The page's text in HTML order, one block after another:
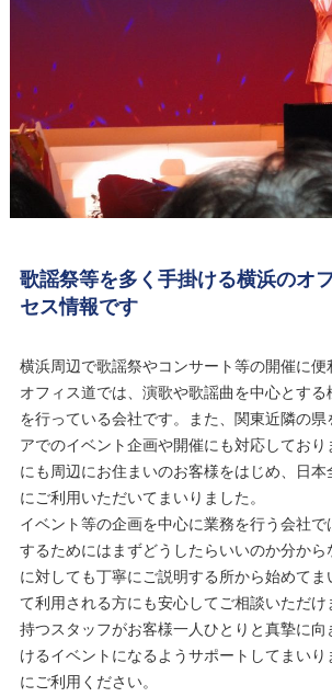
歌謡祭等を多く手掛ける横浜のオ
セス情報です
横浜周辺で歌謡祭やコンサート等の開催に
オフィス道では、演歌や歌謡曲を中心とす
を行っている会社です。また、関東近隣の県
アでのイベント企画や開催にも対応してお
にも周辺にお住まいのお客様をはじめ、日
にご利用いただいてまいりました。
イベント等の企画を中心に業務を行う会社
するためにはまずどうしたらいいのか分か
に対しても丁寧にご説明する所から始めて
て利用される方にも安心してご相談いただ
持つスタッフがお客様一人ひとりと真摯に
けるイベントになるようサポートしてまい
にご利用ください。